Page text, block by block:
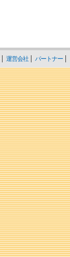
運営会社 パートナー